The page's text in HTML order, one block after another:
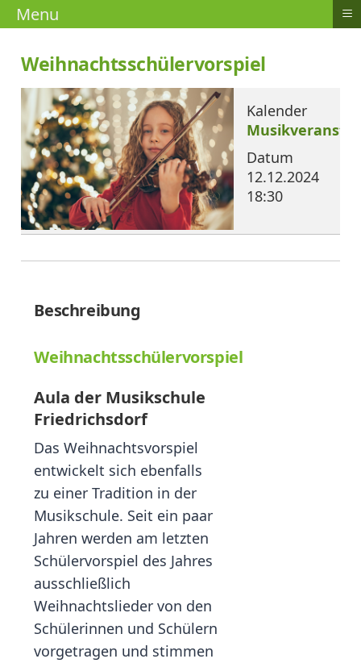
Weihnachtsschülervorspiel
Kalender
Datum
12.12.2024
18:30
Beschreibung
Weihnachtsschülervorspiel
Aula der Musikschule
Friedrichsdorf
Das Weihnachtsvorspiel
entwickelt sich ebenfalls
zu einer Tradition in der
Musikschule. Seit ein paar
Jahren werden am letzten
Schülervorspiel des Jahres
ausschließlich
Weihnachtslieder von den
Schülerinnen und Schülern
vorgetragen und stimmen
Menu ≡